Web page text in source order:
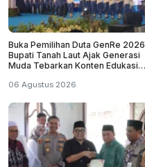
Buka Pemilihan Duta GenRe 2026,
Bupati Tanah Laut Ajak Generasi
Muda Tebarkan Konten Edukasi
06 Agustus 2026